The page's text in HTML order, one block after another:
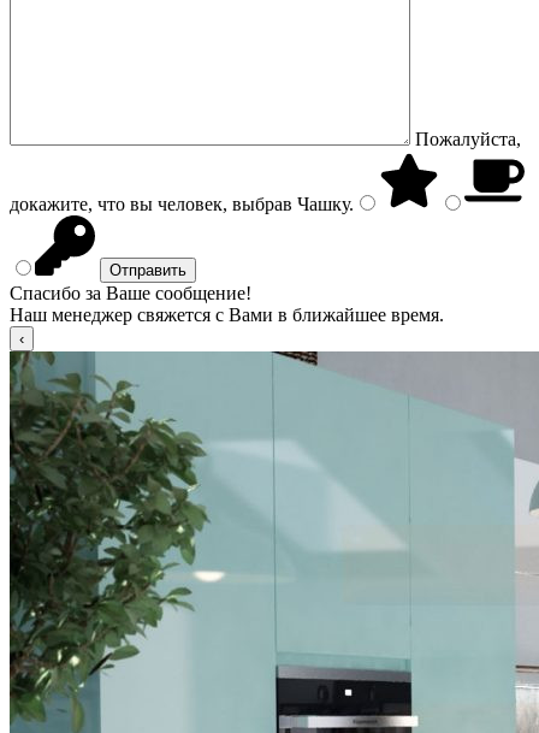
Пожалуйста,
докажите, что вы человек, выбрав Чашку.
Спасибо за Ваше сообщение!
Наш менеджер свяжется с Вами в ближайшее время.